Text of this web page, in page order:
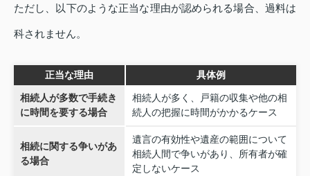
ただし、以下のような正当な理由が認められる場合、過料は
科されません。
正当な理由 具体例
相続人が多数で手続き
に時間を要する場合
相続人が多く、戸籍の収集や他の相
続人の把握に時間がかかるケース
相続に関する争いがあ
る場合
遺言の有効性や遺産の範囲について
相続人間で争いがあり、所有者が確
定しないケース